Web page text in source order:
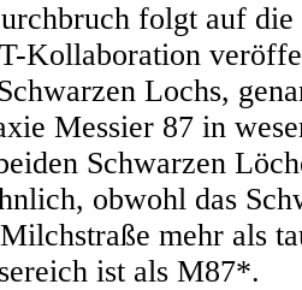
folgt auf die
Kollaboration
Lochs,
Messier 87 in
Schwarzen
obwohl das
mehr als
ist als M87*.